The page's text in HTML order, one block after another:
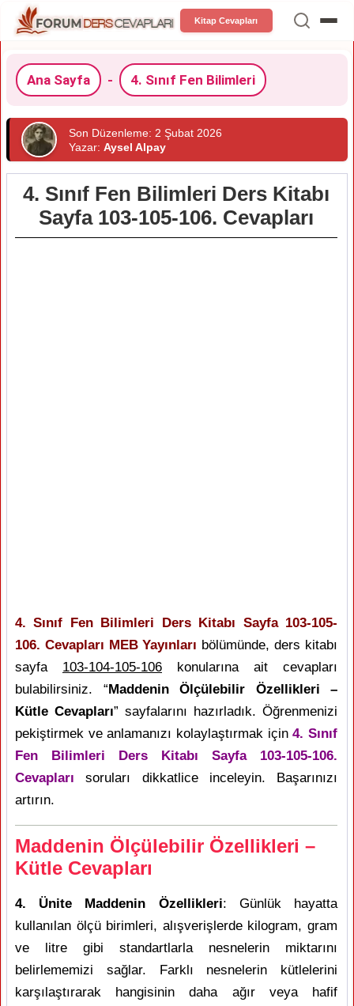
Kitap Cevapları
Ana Sayfa - 4. Sınıf Fen Bilimleri
Son Düzenleme: 2 Şubat 2026
Yazar: Aysel Alpay
4. Sınıf Fen Bilimleri Ders Kitabı
Sayfa 103-105-106. Cevapları
4. Sınıf Fen Bilimleri Ders Kitabı Sayfa 103-105-
106. Cevapları MEB Yayınları bölümünde, ders kitabı
sayfa 103-104-105-106 konularına ait cevapları
bulabilirsiniz. “Maddenin Ölçülebilir Özellikleri –
Kütle Cevapları” sayfalarını hazırladık. Öğrenmenizi
pekiştirmek ve anlamanızı kolaylaştırmak için4. Sınıf
Fen Bilimleri Ders Kitabı Sayfa 103-105-106.
Cevapları soruları dikkatlice inceleyin. Başarınızı
artırın.
Maddenin Ölçülebilir Özellikleri –
Kütle Cevapları
4. Ünite Maddenin Özellikleri: Günlük hayatta
kullanılan ölçü birimleri, alışverişlerde kilogram, gram
ve litre gibi standartlarla nesnelerin miktarını
belirlememizi sağlar. Farklı nesnelerin kütlelerini
karşılaştırarak hangisinin daha ağır veya hafif